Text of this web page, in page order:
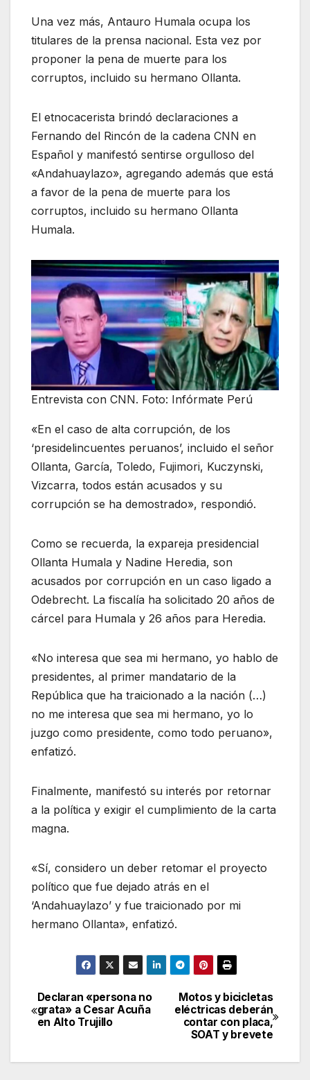
Una vez más, Antauro Humala ocupa los
titulares de la prensa nacional. Esta vez por
proponer la pena de muerte para los
corruptos, incluido su hermano Ollanta.
El etnocacerista brindó declaraciones a
Fernando del Rincón de la cadena CNN en
Español y manifestó sentirse orgulloso del
«Andahuaylazo», agregando además que está
a favor de la pena de muerte para los
corruptos, incluido su hermano Ollanta
Humala.
Entrevista con CNN. Foto: Infórmate Perú
«En el caso de alta corrupción, de los
‘presidelincuentes peruanos’, incluido el señor
Ollanta, García, Toledo, Fujimori, Kuczynski,
Vizcarra, todos están acusados y su
corrupción se ha demostrado», respondió.
Como se recuerda, la expareja presidencial
Ollanta Humala y Nadine Heredia, son
acusados por corrupción en un caso ligado a
Odebrecht. La fiscalía ha solicitado 20 años de
cárcel para Humala y 26 años para Heredia.
«No interesa que sea mi hermano, yo hablo de
presidentes, al primer mandatario de la
República que ha traicionado a la nación (…)
no me interesa que sea mi hermano, yo lo
juzgo como presidente, como todo peruano»,
enfatizó.
Finalmente, manifestó su interés por retornar
a la política y exigir el cumplimiento de la carta
magna.
«Sí, considero un deber retomar el proyecto
político que fue dejado atrás en el
‘Andahuaylazo’ y fue traicionado por mi
hermano Ollanta», enfatizó.
Navegación
de
entradas
Motos y bicicletas
eléctricas deberán
contar con placa,
SOAT y brevete
Declaran «persona no
grata» a Cesar Acuña
en Alto Trujillo